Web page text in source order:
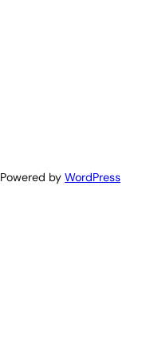
Powered by WordPress